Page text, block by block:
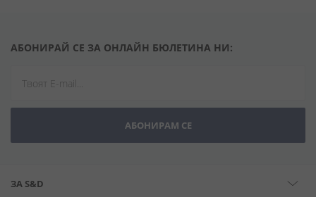
АБОНИРАЙ СЕ ЗА ОНЛАЙН БЮЛЕТИНА НИ:
АБОНИРАМ СЕ
ЗА S&D